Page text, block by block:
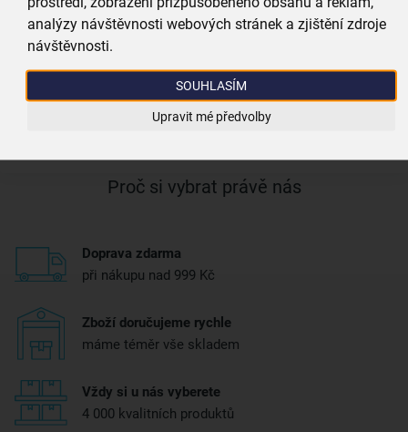
analýzy návštěvnosti webových stránek a zjištění zdroje
návštěvnosti.
SOUHLASÍM
Upravit mé předvolby
Šířka (cm): 16
Proč si vybrat právě nás
Doprava zdarma
při nákupu nad 999 Kč
Zboží doručujeme rychle
máme téměr vše skladem
Vždy si u nás vyberete
4 000 kvalitních produktů